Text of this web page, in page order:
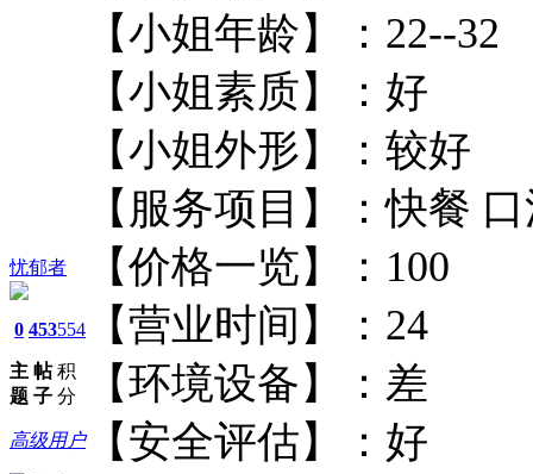
忧郁者
0
主
题
453
帖
子
554
积
分
高级用户
【小姐年龄】：
【小姐素质】：
【小姐外形】：
【服务项目】：
【价格一览】：
【营业时间】：
【环境设备】：
【安全评估】：